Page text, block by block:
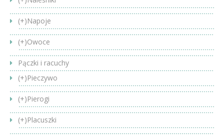
(+)Napoje
(+)Owoce
Pączki i racuchy
(+)Pieczywo
(+)Pierogi
(+)Placuszki